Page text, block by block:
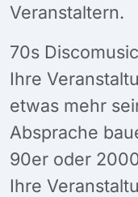
Veranstaltern.
70s
Ihre
etwas mehr
Absprache
90er oder
Ihre